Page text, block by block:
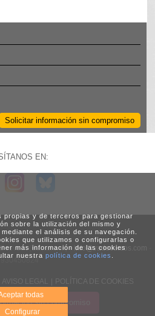
Solicitar información sin compromiso
EN:
(Barcelona) - info@vadecursos.com
930450824
AVISO LEGAL POLÍTICA DE COOKIES
por Net Engineer
propias y de terceros para gestionar
sobre la utilización del mismo y
el análisis de su navegación.
que utilizamos o configurarlas o
más información de las cookies
nuestra política de cookies
todas
Configurar
sin compromiso